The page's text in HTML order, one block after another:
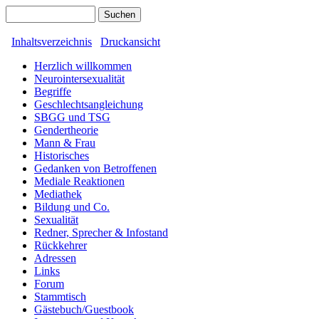
Inhaltsverzeichnis
Druckansicht
Herzlich willkommen
Neurointersexualität
Begriffe
Geschlechtsangleichung
SBGG und TSG
Gendertheorie
Mann & Frau
Historisches
Gedanken von Betroffenen
Mediale Reaktionen
Mediathek
Bildung und Co.
Sexualität
Redner, Sprecher & Infostand
Rückkehrer
Adressen
Links
Forum
Stammtisch
Gästebuch/Guestbook